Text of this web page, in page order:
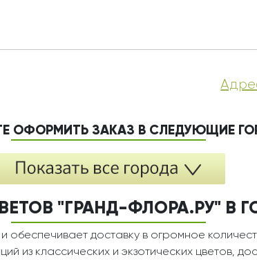
ОФОРМИТЬ ЗАКАЗ В СЛЕДУЮЩИЕ
"ГРАНД-ФЛОРА.РУ" В
обеспечивает доставку в огромное
из классических и экзотических цветов,